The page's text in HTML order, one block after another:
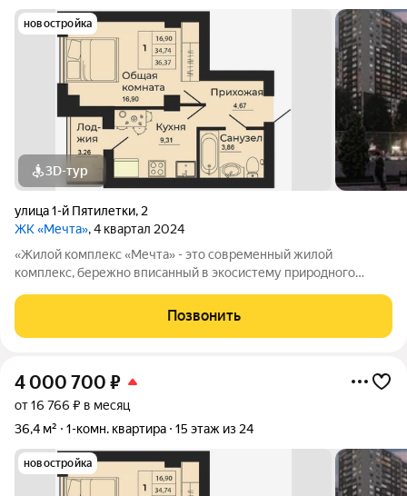
новостройка
3D-тур
улица 1-й Пятилетки, 2
ЖК «Мечта», 4 квартал 2024
«Жилой комплекс «Мечта» - это современный жилой
комплекс, бережно вписанный в экосистему природного
Пятилетки. Находясь в 10-ти минутах езды от центра одного из
крупнейших мегаполисов юга
Позвонить
4 000 700 ₽
от 16 766 ₽ в месяц
36,4 м²
1-комн. квартира 15 этаж из 24
новостройка